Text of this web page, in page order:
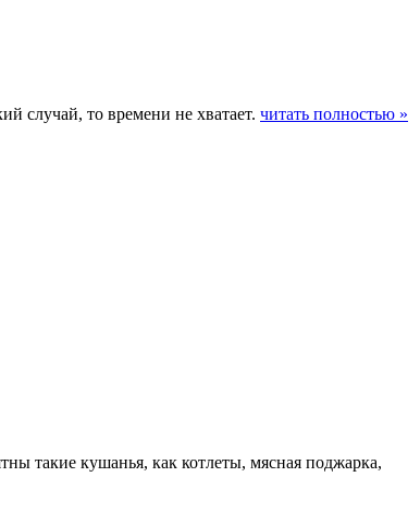
случай, то времени не хватает. читать полностью »
такие кушанья, как котлеты, мясная поджарка,